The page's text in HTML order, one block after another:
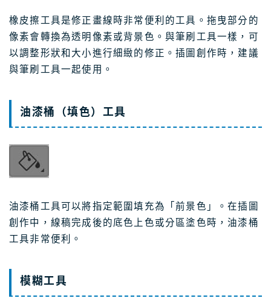
橡皮擦工具是修正畫線時非常便利的工具。拖曳部分的
像素會轉換為透明像素或背景色。與筆刷工具一樣，可
以調整形狀和大小進行細緻的修正。插圖創作時，建議
與筆刷工具一起使用。
油漆桶（填色）工具
油漆桶工具可以將指定範圍填充為「前景色」。在插圖
創作中，線稿完成後的底色上色或分區塗色時，油漆桶
工具非常便利。
模糊工具